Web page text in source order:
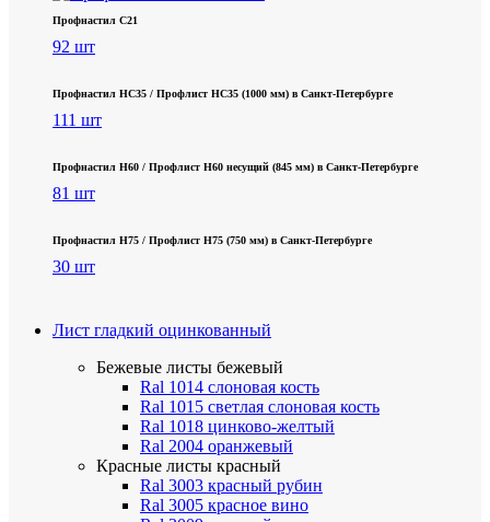
Профнастил С21
92 шт
Профнастил НС35 / Профлист НС35 (1000 мм) в Санкт‑Петербурге
111 шт
Профнастил Н60 / Профлист Н60 несущий (845 мм) в Санкт-Петербурге
81 шт
Профнастил Н75 / Профлист Н75 (750 мм) в Санкт-Петербурге
30 шт
Лист гладкий оцинкованный
Бежевые листы бежевый
Ral 1014 слоновая кость
Ral 1015 светлая слоновая кость
Ral 1018 цинково-желтый
Ral 2004 оранжевый
Красные листы красный
Ral 3003 красный рубин
Ral 3005 красное вино